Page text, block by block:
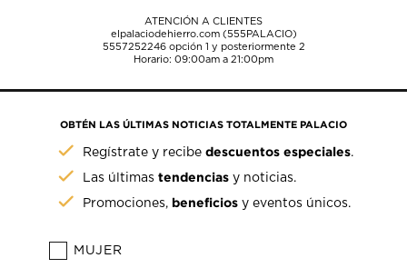
ATENCIÓN A CLIENTES
elpalaciodehierro.com (555PALACIO)
5557252246opción 1 y posteriormente 2
Horario: 09:00am a 21:00pm
OBTÉN LAS ÚLTIMAS NOTICIAS TOTALMENTE PALACIO
Regístrate y recibedescuentos especiales.
Las últimastendencias y noticias.
Promociones, beneficios y eventos únicos.
MUJER